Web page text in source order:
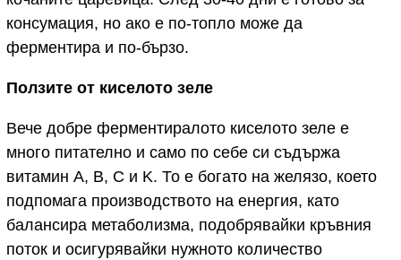
консумация, но ако е по-топло може да
ферментира и по-бързо.
Ползите от киселото зеле
Вече добре ферментиралото киселото зеле е
много питателно и само по себе си съдържа
витамин A, B, C и K. То е богато на желязо, което
подпомага производството на енергия, като
балансира метаболизма, подобрявайки кръвния
поток и осигурявайки нужното количество